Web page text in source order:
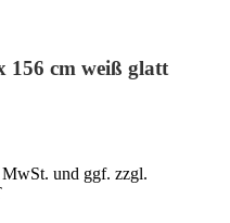
156 cm weiß glatt
und ggf. zzgl.